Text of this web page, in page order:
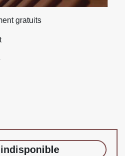
gratuits
indisponible